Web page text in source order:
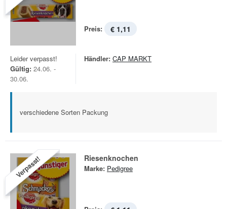
Preis: € 1,11
Leider verpasst!
Gültig: 24.06. -
30.06.
Händler: CAP MARKT
verschiedene Sorten Packung
Verpasst! Riesenknochen
Marke: Pedigree